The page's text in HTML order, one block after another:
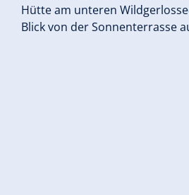
Hütte am unteren
Blick von der Sonnenterrasse